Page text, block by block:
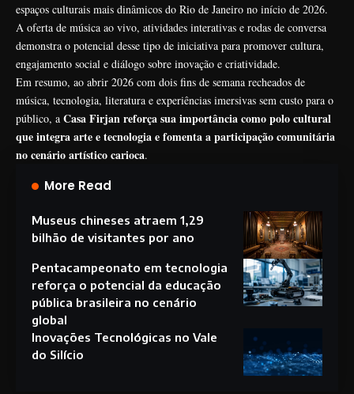
espaços culturais mais dinâmicos do Rio de Janeiro no início de 2026.
A oferta de música ao vivo, atividades interativas e rodas de conversa
demonstra o potencial desse tipo de iniciativa para promover cultura,
engajamento social e diálogo sobre inovação e criatividade.
Em resumo, ao abrir 2026 com dois fins de semana recheados de
música, tecnologia, literatura e experiências imersivas sem custo para o
público, a Casa Firjan reforça sua importância como polo cultural
que integra arte e tecnologia e fomenta a participação comunitária
no cenário artístico carioca.
More Read
Museus chineses atraem 1,29
bilhão de visitantes por ano
Pentacampeonato em tecnologia
reforça o potencial da educação
pública brasileira no cenário
global
Inovações Tecnológicas no Vale
do Silício